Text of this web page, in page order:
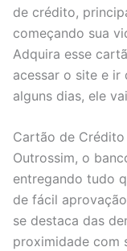
de crédito,
começando sua
Adquira esse
acessar o site e ir
alguns dias, ele
Cartão de Crédito
Outrossim, o
entregando tudo
de fácil
se destaca das
proximidade com